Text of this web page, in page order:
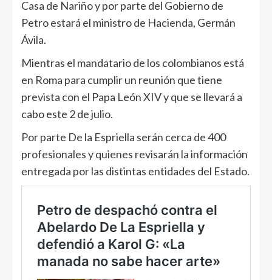
Casa de Nariño y por parte del Gobierno de
Petro estará el ministro de Hacienda, Germán
Ávila.
Mientras el mandatario de los colombianos está
en Roma para cumplir un reunión que tiene
prevista con el Papa León XIV y que se llevará a
cabo este 2 de julio.
Por parte De la Espriella serán cerca de 400
profesionales y quienes revisarán la información
entregada por las distintas entidades del Estado.